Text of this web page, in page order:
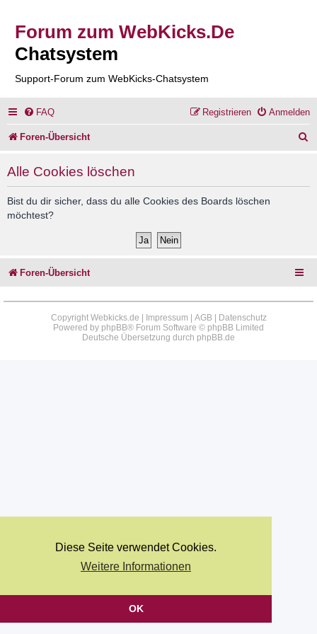
Diese Seite verwendet Cookies.
Weitere Informationen
OK
Forum zum WebKicks.De
Chatsystem
Support-Forum zum WebKicks-Chatsystem
FAQ Anmelden
Registrieren
Foren-Übersicht
Alle Cookies löschen
Bist du dir sicher, dass du alle Cookies des Boards löschen
möchtest?
Foren-Übersicht
Copyright Webkicks.de | Impressum AGB|
Datenschutz
Powered by phpBB® Forum Software © phpBB Limited
Deutsche Übersetzung durch phpBB.de